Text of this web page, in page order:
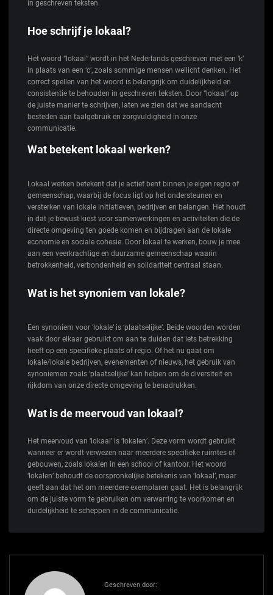
in geschreven teksten.
Hoe schrijf je lokaal?
Het woord “lokaal” wordt in het Nederlands geschreven met een ‘k’
in plaats van een ‘c’, zoals sommige mensen wellicht denken. Het
correct spellen van het woord is belangrijk om duidelijkheid en
consistentie te behouden in geschreven teksten. Door “lokaal” op
de juiste manier te schrijven, laten we zien dat we aandacht
besteden aan taalgebruik en zorgvuldigheid in onze
communicatie.
Wat betekent lokaal werken?
Lokaal werken betekent dat je actief bent binnen je eigen regio of
gemeenschap, waarbij de focus ligt op het ondersteunen en
versterken van lokale initiatieven, bedrijven en belangen. Het houdt
in dat je bewust kiest voor samenwerkingen en activiteiten die de
directe omgeving ten goede komen en bijdragen aan de lokale
economie en sociale cohesie. Door lokaal te werken, bouw je mee
aan een veerkrachtige en duurzame gemeenschap waarin
betrokkenheid, verbondenheid en solidariteit centraal staan.
Wat is het synoniem van lokale?
Een synoniem voor ‘lokale’ is ‘plaatselijke’. Beide woorden worden
vaak door elkaar gebruikt om aan te duiden dat iets betrekking
heeft op een specifieke plaats of regio. Of het nu gaat om
lokale/lokale bedrijven, evenementen of nieuws, het gebruik van
synoniemen zoals ‘plaatselijke’ kan helpen om de diversiteit en
rijkdom van onze directe omgeving te benadrukken.
Wat is de meervoud van lokaal?
Het meervoud van ‘lokaal’ is ‘lokalen’. Deze vorm wordt gebruikt
wanneer er wordt verwezen naar meerdere specifieke ruimtes of
gebouwen, zoals lokalen in een school of kantoor. Het woord
‘lokalen’ behoudt de oorspronkelijke betekenis van ‘lokaal’, maar
geeft aan dat het om meerdere exemplaren gaat. Het is belangrijk
om de juiste vorm te gebruiken om verwarring te voorkomen en
duidelijkheid te scheppen in de communicatie.
Geschreven door: